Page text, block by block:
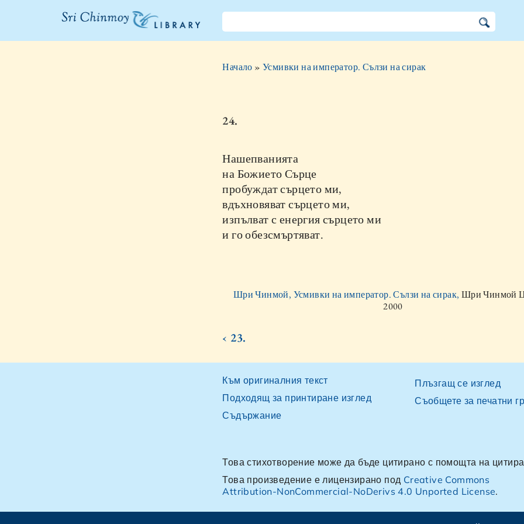
Библиотеката
Начало »Усмивки на император. Сълзи на сирак
24.
Нашепванията
на Божието Сърце
пробуждат сърцето ми,
вдъхновяват сърцето ми,
изпълват с енергия сърцето ми
и го обезсмъртяват.
Шри Чинмой, Усмивки на император. Сълзи на сирак, Шри Чинмой
2000
‹ 23.
Към оригиналния текст
Подходящ за принтиране изглед
Съдържание
Плъзгащ се изглед
Съобщете за печатни
Това стихотворение може да бъде цитирано с помощта на
Това произведение е лицензирано под Creative Commons
Attribution-NonCommercial-NoDerivs 4.0 Unported License.